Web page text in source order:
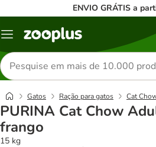
ENVIO GRÁTIS a
Menu
Pesquisar
produtos
Gatos Ração para gatos Cat
PURINA Cat Chow
frango
15 kg